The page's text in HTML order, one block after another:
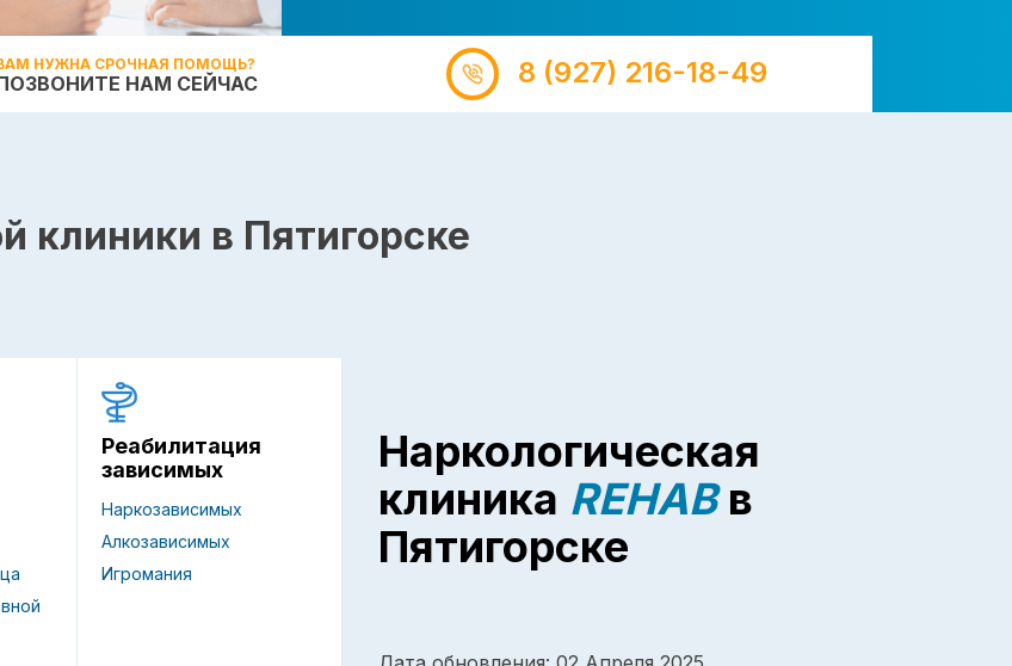
НУЖНА СРОЧНАЯ ПОМОЩЬ?
НАМ СЕЙЧАС 8 (927) 216-18-49
клиники в Пятигорске
Реабилитация
зависимых
Наркозависимых
Алкозависимых
Игромания
Наркологическая
клиника REHABв
Пятигорске